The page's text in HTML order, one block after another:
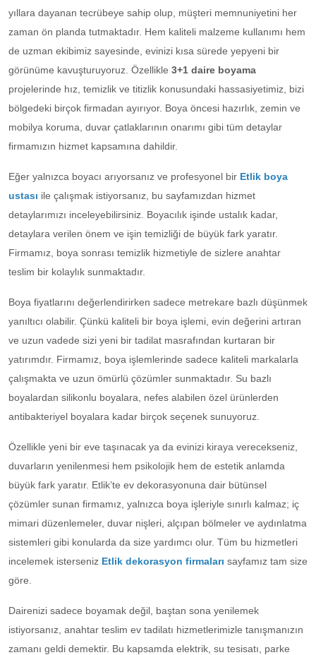
yıllara dayanan tecrübeye sahip olup, müşteri memnuniyetini her
zaman ön planda tutmaktadır. Hem kaliteli malzeme kullanımı hem
de uzman ekibimiz sayesinde, evinizi kısa sürede yepyeni bir
görünüme kavuşturuyoruz. Özellikle 3+1 daire boyama
projelerinde hız, temizlik ve titizlik konusundaki hassasiyetimiz, bizi
bölgedeki birçok firmadan ayırıyor. Boya öncesi hazırlık, zemin ve
mobilya koruma, duvar çatlaklarının onarımı gibi tüm detaylar
firmamızın hizmet kapsamına dahildir.
Eğer yalnızca boyacı arıyorsanız ve profesyonel bir Etlik boya
ustası ile çalışmak istiyorsanız, bu sayfamızdan hizmet
detaylarımızı inceleyebilirsiniz. Boyacılık işinde ustalık kadar,
detaylara verilen önem ve işin temizliği de büyük fark yaratır.
Firmamız, boya sonrası temizlik hizmetiyle de sizlere anahtar
teslim bir kolaylık sunmaktadır.
Boya fiyatlarını değerlendirirken sadece metrekare bazlı düşünmek
yanıltıcı olabilir. Çünkü kaliteli bir boya işlemi, evin değerini artıran
ve uzun vadede sizi yeni bir tadilat masrafından kurtaran bir
yatırımdır. Firmamız, boya işlemlerinde sadece kaliteli markalarla
çalışmakta ve uzun ömürlü çözümler sunmaktadır. Su bazlı
boyalardan silikonlu boyalara, nefes alabilen özel ürünlerden
antibakteriyel boyalara kadar birçok seçenek sunuyoruz.
Özellikle yeni bir eve taşınacak ya da evinizi kiraya verecekseniz,
duvarların yenilenmesi hem psikolojik hem de estetik anlamda
büyük fark yaratır. Etlik’te ev dekorasyonuna dair bütünsel
çözümler sunan firmamız, yalnızca boya işleriyle sınırlı kalmaz; iç
mimari düzenlemeler, duvar nişleri, alçıpan bölmeler ve aydınlatma
sistemleri gibi konularda da size yardımcı olur. Tüm bu hizmetleri
incelemek isterseniz Etlik dekorasyon firmaları sayfamız tam size
göre.
Dairenizi sadece boyamak değil, baştan sona yenilemek
istiyorsanız, anahtar teslim ev tadilatı hizmetlerimizle tanışmanızın
zamanı geldi demektir. Bu kapsamda elektrik, su tesisatı, parke